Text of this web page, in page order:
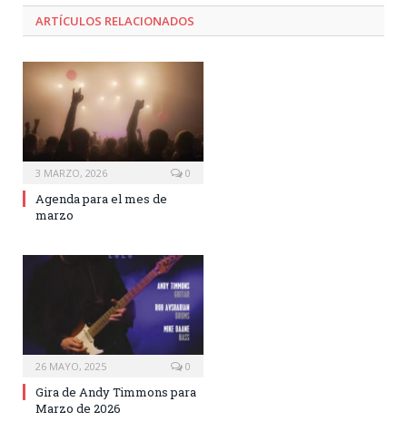
ARTÍCULOS RELACIONADOS
3 MARZO, 2026 0
Agenda para el mes de
marzo
26 MAYO, 2025 0
Gira de Andy Timmons para
Marzo de 2026